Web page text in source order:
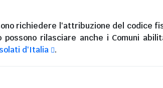
richiedere l'attribuzione del codice
rilasciare anche i Comuni
d'Italia .